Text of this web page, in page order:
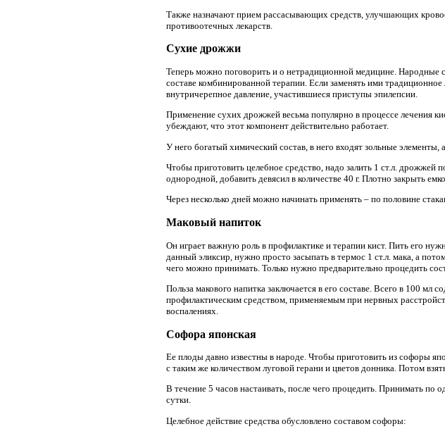
Также назначают прием рассасывающих средств, улучшающих
противоотечных лекарств.
Сухие дрожжи
Теперь можно поговорить и о нетрадиционной медицине. Народные
составе комбинированной терапии. Если заменять ими
внутричерепное давление, участившиеся приступы эпилепсии.
Применение сухих дрожжей весьма популярно в процессе лечения
убеждают, что этот компонент действительно работает.
У него богатый химический состав, в него входят зольные
Чтобы приготовить целебное средство, надо залить 1 ст.л. дрожжей
однородной, добавить девясил в количестве 40 г. Плотно закрыть
Через несколько дней можно начинать применять – по половине
Маковый напиток
Он играет важную роль в профилактике и терапии кист. Пить его
данный эликсир, нужно просто засыпать в термос 1 ст.л. мака, а
чего можно принимать. Только нужно предварительно процедить
Польза макового напитка заключается в его составе. Всего в 100
профилактическим средством, применяемым при нервных
воспалениях.
Софора японская
Ее плоды давно известны в народе. Чтобы приготовить из софоры
с таким же количеством луговой герани и цветов донника. Потом
В течение 5 часов настаивать, после чего процедить. Принимать по
сутки.
Целебное действие средства обусловлено составом софоры: